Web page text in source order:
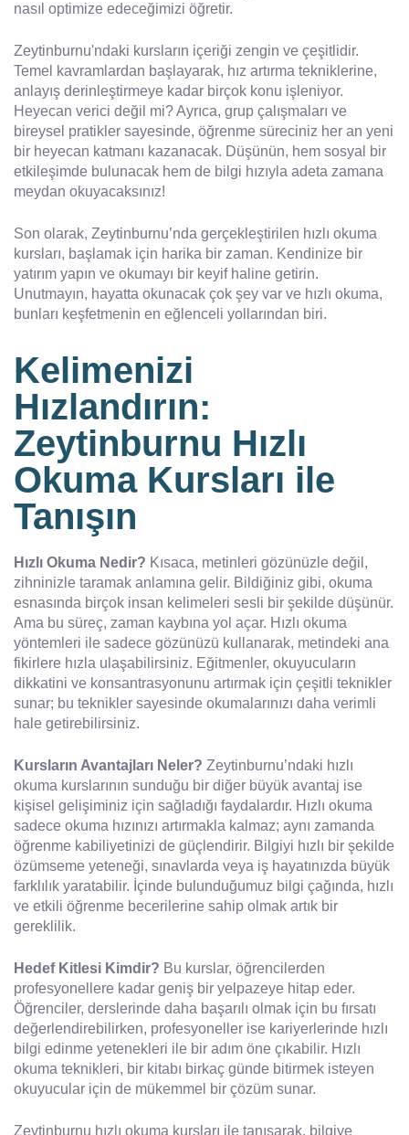
nasıl optimize edeceğimizi öğretir.
Zeytinburnu'ndaki kursların içeriği zengin ve çeşitlidir.
Temel kavramlardan başlayarak, hız artırma tekniklerine,
anlayış derinleştirmeye kadar birçok konu işleniyor.
Heyecan verici değil mi? Ayrıca, grup çalışmaları ve
bireysel pratikler sayesinde, öğrenme süreciniz her an yeni
bir heyecan katmanı kazanacak. Düşünün, hem sosyal bir
etkileşimde bulunacak hem de bilgi hızıyla adeta zamana
meydan okuyacaksınız!
Son olarak, Zeytinburnu’nda gerçekleştirilen hızlı okuma
kursları, başlamak için harika bir zaman. Kendinize bir
yatırım yapın ve okumayı bir keyif haline getirin.
Unutmayın, hayatta okunacak çok şey var ve hızlı okuma,
bunları keşfetmenin en eğlenceli yollarından biri.
Kelimenizi
Hızlandırın:
Zeytinburnu Hızlı
Okuma Kursları ile
Tanışın
Hızlı Okuma Nedir? Kısaca, metinleri gözünüzle değil,
zihninizle taramak anlamına gelir. Bildiğiniz gibi, okuma
esnasında birçok insan kelimeleri sesli bir şekilde düşünür.
Ama bu süreç, zaman kaybına yol açar. Hızlı okuma
yöntemleri ile sadece gözünüzü kullanarak, metindeki ana
fikirlere hızla ulaşabilirsiniz. Eğitmenler, okuyucuların
dikkatini ve konsantrasyonunu artırmak için çeşitli teknikler
sunar; bu teknikler sayesinde okumalarınızı daha verimli
hale getirebilirsiniz.
Kursların Avantajları Neler? Zeytinburnu’ndaki hızlı
okuma kurslarının sunduğu bir diğer büyük avantaj ise
kişisel gelişiminiz için sağladığı faydalardır. Hızlı okuma
sadece okuma hızınızı artırmakla kalmaz; aynı zamanda
öğrenme kabiliyetinizi de güçlendirir. Bilgiyi hızlı bir şekilde
özümseme yeteneği, sınavlarda veya iş hayatınızda büyük
farklılık yaratabilir. İçinde bulunduğumuz bilgi çağında, hızlı
ve etkili öğrenme becerilerine sahip olmak artık bir
gereklilik.
Hedef Kitlesi Kimdir? Bu kurslar, öğrencilerden
profesyonellere kadar geniş bir yelpazeye hitap eder.
Öğrenciler, derslerinde daha başarılı olmak için bu fırsatı
değerlendirebilirken, profesyoneller ise kariyerlerinde hızlı
bilgi edinme yetenekleri ile bir adım öne çıkabilir. Hızlı
okuma teknikleri, bir kitabı birkaç günde bitirmek isteyen
okuyucular için de mükemmel bir çözüm sunar.
Zeytinburnu hızlı okuma kursları ile tanışarak, bilgiye